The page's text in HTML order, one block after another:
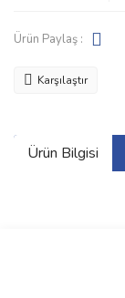
Ürün Paylaş :
Karşılaştır
Ürün Bilgisi